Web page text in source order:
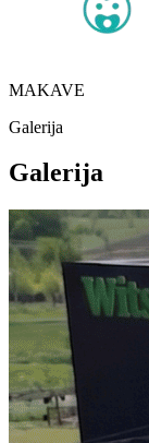
MAKAVE
Galerija
Galerija